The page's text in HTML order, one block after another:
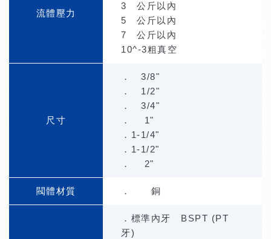
流體壓力
3 公斤以內
5 公斤以內
7 公斤以內
10^-3粗真空
尺寸
． 3/8"
． 1/2"
． 3/4"
． 1"
．1-1/4"
．1-1/2"
． 2"
閥體材質 ． 銅
．標準內牙 BSPT (PT
牙)